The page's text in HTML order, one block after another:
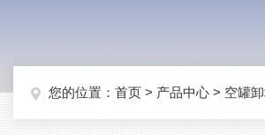
您的位置： 首页 > 产品中心 > 空罐